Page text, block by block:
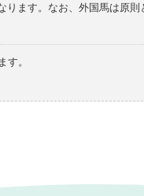
ます。なお、外国馬は原則
す。